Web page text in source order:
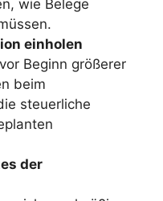
wie Belege
einholen
Beginn größerer
beim
steuerliche
der